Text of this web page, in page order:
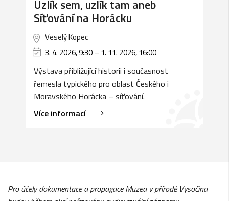
Uzlík sem, uzlík tam aneb
Síťování na Horácku
Veselý Kopec
3. 4. 2026, 9:30– 1. 11. 2026, 16:00
Výstava přibližující historii i současnost
řemesla typického pro oblast Českého i
Moravského Horácka – síťování.
Více informací
Pro účely dokumentace a propagace Muzea v přírodě Vysočina